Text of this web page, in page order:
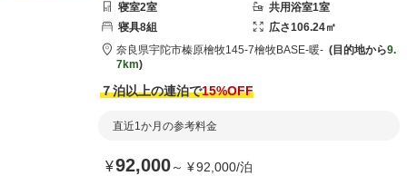
寝室2室 共用浴室1室
寝具8組 広さ106.24㎡
奈良県宇陀市榛原檜牧145-7檜牧BASE-暖- 目的地から9.
7km
７泊以上の連泊で15%OFF
直近1か月の参考料金
¥92,000～ ¥92,000/泊